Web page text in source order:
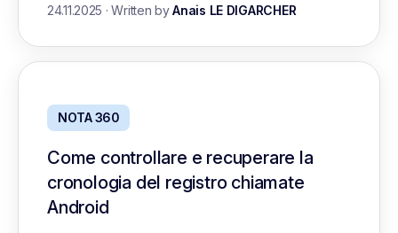
24.11.2025 ·Written byAnais LE DIGARCHER
NOTA 360
Come controllare e recuperare la
cronologia del registro chiamate
Android